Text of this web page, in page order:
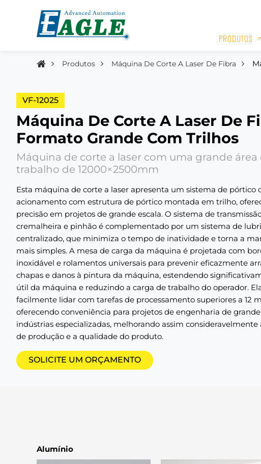
PRODUTOS
Produtos Máquina De Corte A Laser De Fibra
VF-12025
Máquina De Corte A Laser De
Formato Grande Com Trilhos
Máquina de corte a laser com uma grande área
trabalho de 12000×2500mm
Esta máquina de corte a laser apresenta um sistema de pórtico
acionamento com estrutura de pórtico montada em trilho,
precisão em projetos de grande escala. O sistema de
cremalheira e pinhão é complementado por um sistema de
centralizado, que minimiza o tempo de inatividade e torna a
mais simples. A mesa de carga da máquina é projetada com
inoxidável e rolamentos universais para prevenir eficazmente
chapas e danos à pintura da máquina, estendendo
útil da máquina e reduzindo a carga de trabalho do operador.
facilmente lidar com tarefas de processamento superiores a 12
oferecendo conveniência para projetos de engenharia de grande
indústrias especializadas, melhorando assim consideravelmente
de produção e a qualidade do produto.
SOLICITE UM ORÇAMENTO
Alumínio